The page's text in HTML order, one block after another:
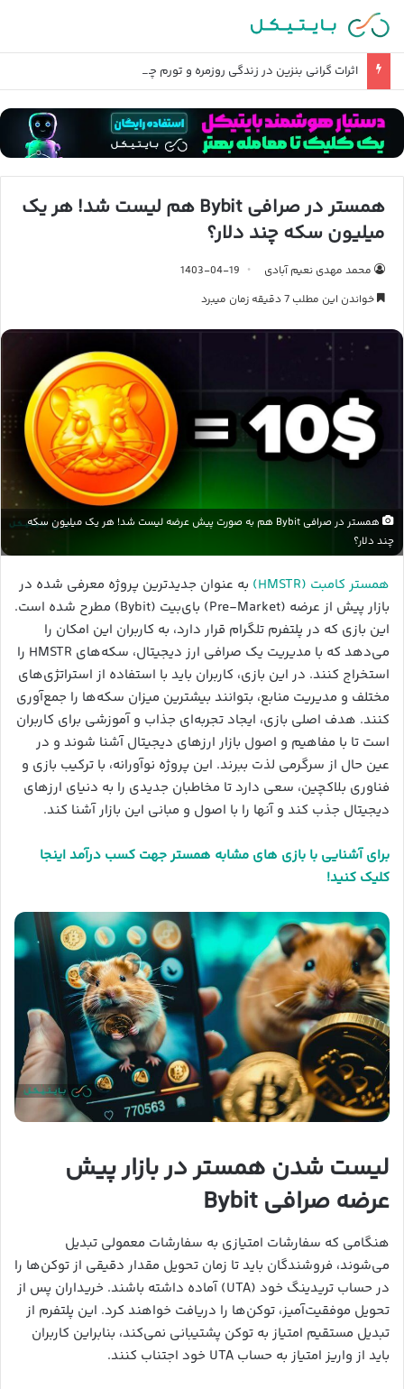
اثرات گرانی بنزین در زندگی روزمره و تورم چیست؟
همستر در صرافی Bybit هم لیست شد! هر یک
میلیون سکه چند دلار؟
محمد مهدی نعیم آبادی
1403-04-19
خواندن این مطلب 7 دقیقه زمان میبرد
همستر در صرافی Bybit هم به صورت پیش عرضه لیست شد! هر یک میلیون سکه
چند دلار؟
همستر کامبت (HMSTR)
به عنوان جدیدترین پروژه معرفی شده در
بازار پیش از عرضه (Pre-Market) بای‌بیت (Bybit) مطرح شده است.
این بازی که در پلتفرم تلگرام قرار دارد، به کاربران این امکان را
می‌دهد که با مدیریت یک صرافی ارز دیجیتال، سکه‌های HMSTR را
استخراج کنند. در این بازی، کاربران باید با استفاده از استراتژی‌های
مختلف و مدیریت منابع، بتوانند بیشترین میزان سکه‌ها را جمع‌آوری
کنند. هدف اصلی بازی، ایجاد تجربه‌ای جذاب و آموزشی برای کاربران
است تا با مفاهیم و اصول بازار ارزهای دیجیتال آشنا شوند و در
عین حال از سرگرمی لذت ببرند. این پروژه نوآورانه، با ترکیب بازی و
فناوری بلاکچین، سعی دارد تا مخاطبان جدیدی را به دنیای ارزهای
دیجیتال جذب کند و آنها را با اصول و مبانی این بازار آشنا کند.
برای آشنایی با بازی های مشابه همستر جهت کسب درآمد اینجا
کلیک کنید!
لیست شدن همستر در بازار پیش
عرضه صرافی Bybit
هنگامی که سفارشات امتیازی به سفارشات معمولی تبدیل
می‌شوند، فروشندگان باید تا زمان تحویل مقدار دقیقی از توکن‌ها را
در حساب تریدینگ خود (UTA) آماده داشته باشند. خریداران پس از
تحویل موفقیت‌آمیز، توکن‌ها را دریافت خواهند کرد. این پلتفرم از
تبدیل مستقیم امتیاز به توکن پشتیبانی نمی‌کند، بنابراین کاربران
باید از واریز امتیاز به حساب UTA خود اجتناب کنند.